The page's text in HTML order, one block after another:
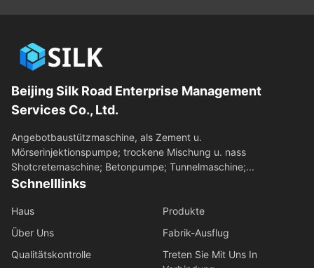
Beijing Silk Road Enterprise Management
Services Co., Ltd.
Angebotbaustützmaschine, als Zement u.
Mörserinjektionspumpe; trockene Mischung u. nass
Shotcretemaschine; Betonpumpe; Tunnelmaschine;...
Schnelllinks
Haus
Produkte
Über Uns
Fabrik-Ausflug
Qualitätskontrolle
Treten Sie Mit Uns In